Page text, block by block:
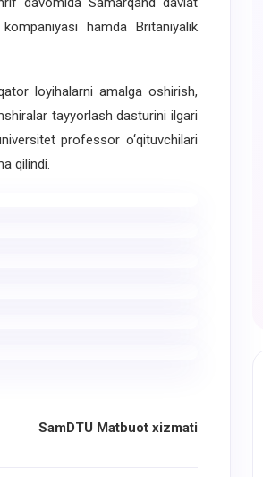
hamda Britaniyalik
loyihalarni amalga oshirish,
tayyorlash dasturini ilgari
professor o‘qituvchilari
qilindi.
SamDTU Matbuot xizmati